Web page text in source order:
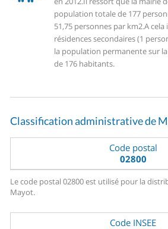
population totale de 177
51,75 personnes par km2.A cela
résidences secondaires (1
la population permanente sur
de 176 habitants.
Classification administrative de
Code postal
02800
Le code postal 02800 est utilisé pour la
Mayot.
Code INSEE